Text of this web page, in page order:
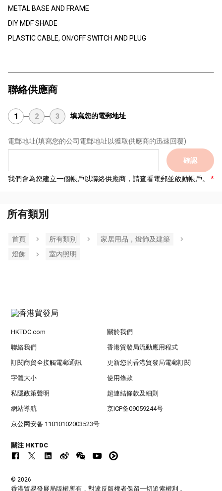
METAL BASE AND FRAME
DIY MDF SHADE
PLASTIC CABLE, ON/OFF SWITCH AND PLUG
聯絡供應商
1 2 3 填寫您的電郵地址
電郵地址(填寫您的公司電郵地址以獲取供應商的迅速回覆)
確認
我們會為您建立一個帳戶以聯絡供應商，請查看電郵並啟動帳戶。
所有類別
首頁 所有類別
家居用品，燈飾及建築
燈飾
室內照明
HKTDC.com 關於我們
聯絡我們 香港貿發局流動應用程式
訂閱商貿全接觸電郵通訊 更新您的香港貿發局電郵訂閱
字體大小 使用條款
私隱政策聲明 超連結條款及細則
網站導航 京ICP备09059244号
京公网安备 11010102003523号
關注 HKTDC
© 2026
香港貿易發展局版權所有，對違反版權者保留一切追索權利 。